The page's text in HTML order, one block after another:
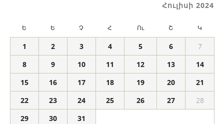
Հուլիսի 2024
Ե Ե Չ Հ Ու Շ Կ
1 2 3 4 5 6
7
8
9 10 11 12 13
14
15
16 17 18 19 20
21
22
23 24 25 26 27
28
29
30
31